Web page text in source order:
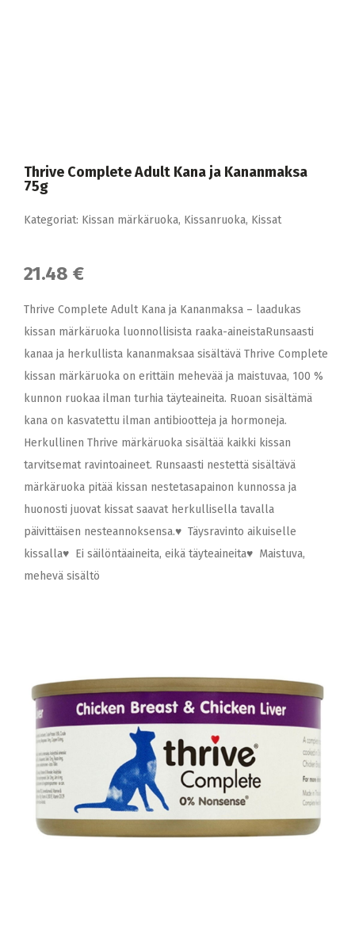
Thrive Complete Adult Kana ja Kananmaksa
75g
Kategoriat: Kissan märkäruoka, Kissanruoka, Kissat
21.48 €
Thrive Complete Adult Kana ja Kananmaksa – laadukas
kissan märkäruoka luonnollisista raaka-aineistaRunsaasti
kanaa ja herkullista kananmaksaa sisältävä Thrive Complete
kissan märkäruoka on erittäin mehevää ja maistuvaa, 100 %
kunnon ruokaa ilman turhia täyteaineita. Ruoan sisältämä
kana on kasvatettu ilman antibiootteja ja hormoneja.
Herkullinen Thrive märkäruoka sisältää kaikki kissan
tarvitsemat ravintoaineet. Runsaasti nestettä sisältävä
märkäruoka pitää kissan nestetasapainon kunnossa ja
huonosti juovat kissat saavat herkullisella tavalla
päivittäisen nesteannoksensa.♥ Täysravinto aikuiselle
kissalla♥ Ei säilöntäaineita, eikä täyteaineita♥ Maistuva,
mehevä sisältö